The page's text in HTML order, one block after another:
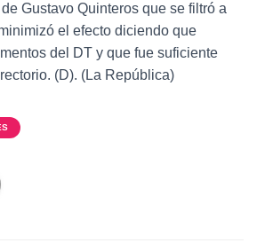
Gustavo Quinteros que se filtró a
el efecto diciendo que
del DT y que fue suficiente
(D). (La República)